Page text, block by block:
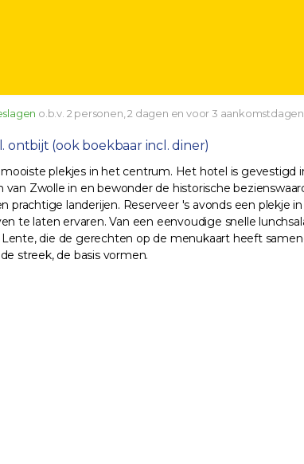
o.b.v. 2 personen, 2 dagen en voor 3
ontbijt (ook boekbaar incl. diner)
plekjes in het centrum. Het hotel is
Zwolle in en bewonder de historische
landerijen. Reserveer 's avonds een plekje
te laten ervaren. Van een eenvoudige snelle
die de gerechten op de menukaart heeft
streek, de basis vormen.